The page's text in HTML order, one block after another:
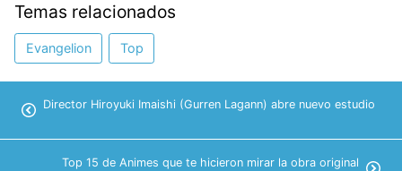
Temas relacionados
Evangelion Top
Director Hiroyuki Imaishi (Gurren Lagann) abre nuevo estudio
Top 15 de Animes que te hicieron mirar la obra original